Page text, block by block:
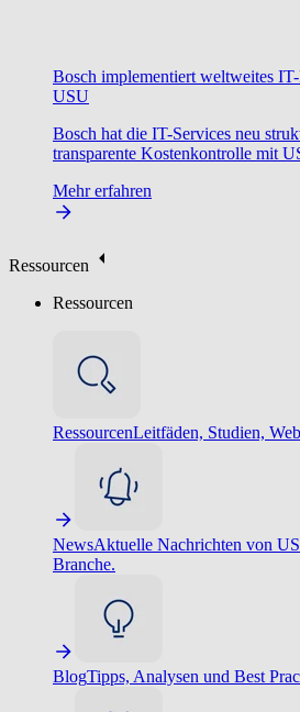
Bosch implementiert weltweites
USU
Bosch hat die IT-Services neu
transparente Kostenkontrolle mit
Mehr erfahren
Ressourcen
Ressourcen
RessourcenLeitfäden, Studien,
NewsAktuelle Nachrichten von
Branche.
BlogTipps, Analysen und Best